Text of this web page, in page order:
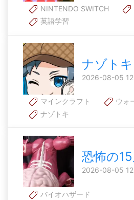
NINTENDO SWITCH
英語学習
ナゾト
2026-08-05
マインクラフト
ウォ
ナゾトキ
恐怖の15
2026-08-05
バイオハザード